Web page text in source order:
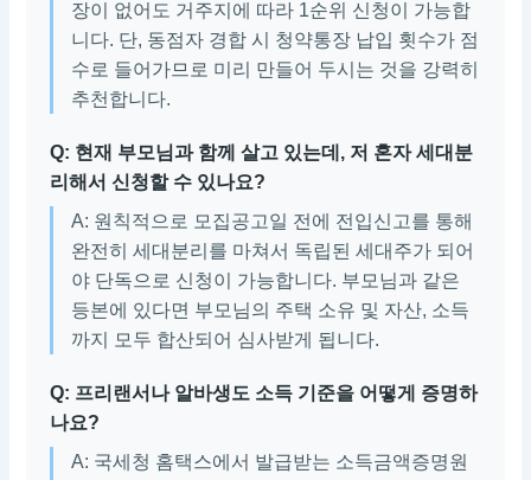
장이 없어도 거주지에 따라 1순위 신청이 가능합
니다. 단, 동점자 경합 시 청약통장 납입 횟수가 점
수로 들어가므로 미리 만들어 두시는 것을 강력히
추천합니다.
Q: 현재 부모님과 함께 살고 있는데, 저 혼자 세대분
리해서 신청할 수 있나요?
A: 원칙적으로 모집공고일 전에 전입신고를 통해
완전히 세대분리를 마쳐서 독립된 세대주가 되어
야 단독으로 신청이 가능합니다. 부모님과 같은
등본에 있다면 부모님의 주택 소유 및 자산, 소득
까지 모두 합산되어 심사받게 됩니다.
Q: 프리랜서나 알바생도 소득 기준을 어떻게 증명하
나요?
A: 국세청 홈택스에서 발급받는 소득금액증명원